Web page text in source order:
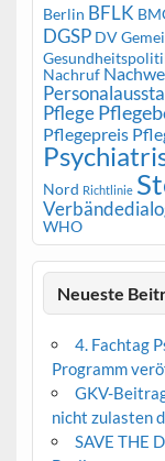
Berlin BFLK
DGSP DV
Nachruf
Pflege
Pflegepreis
Nord Richtlinie
WHO
Neueste
4. Fachtag
Programm
GKV-
nicht zulasten
SAVE THE